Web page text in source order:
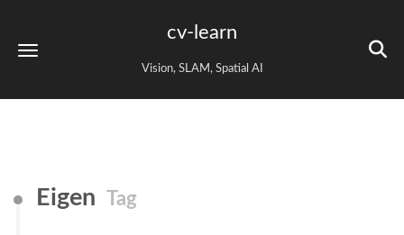
cv-learn
Vision, SLAM, Spatial AI
Eigen Tag